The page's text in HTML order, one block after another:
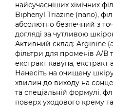
найсучасніших хімічних
Biphenyl Triazine (nano),
абсолютно безпечний з
догляді за чутливою
Активний склад: Arginine
фільтри для променів А/В
екстракт кавуна, екстракт
Нанесіть на очищену
хвилин до виходу на
та спеціальній формулі,
поверх уходового крему